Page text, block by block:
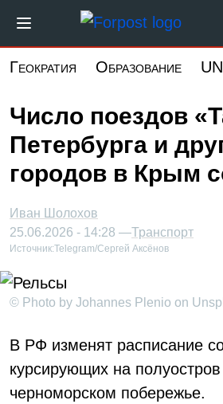
основному
Форпост
Геократия Образование
Число поездов
Петербурга и
городов в Крым
Иван Шолохов
25.06.2026 - 14:28 —Транспорт
Источник:Telegram/Сергей Аксёнов
© Photo by Johannes Plenio on
В РФ изменят расписание
курсирующих на
черноморском побережье.